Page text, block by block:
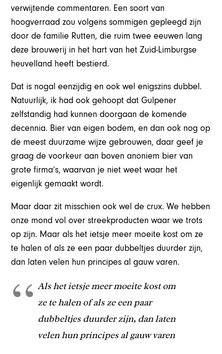
verwijtende commentaren. Een soort van
hoogverraad zou volgens sommigen gepleegd zijn
door de familie Rutten, die ruim twee eeuwen lang
deze brouwerij in het hart van het Zuid-Limburgse
heuvelland heeft bestierd.
Dat is nogal eenzijdig en ook wel enigszins dubbel.
Natuurlijk, ik had ook gehoopt dat Gulpener
zelfstandig had kunnen doorgaan de komende
decennia. Bier van eigen bodem, en dan ook nog op
de meest duurzame wijze gebrouwen, daar geef je
graag de voorkeur aan boven anoniem bier van
grote firma’s, waarvan je niet weet waar het
eigenlijk gemaakt wordt.
Maar daar zit misschien ook wel de crux. We hebben
onze mond vol over streekproducten waar we trots
op zijn. Maar als het ietsje meer moeite kost om ze
te halen of als ze een paar dubbeltjes duurder zijn,
dan laten velen hun principes al gauw varen.
Als het ietsje meer moeite kost om
ze te halen of als ze een paar
dubbeltjes duurder zijn, dan laten
velen hun principes al gauw varen